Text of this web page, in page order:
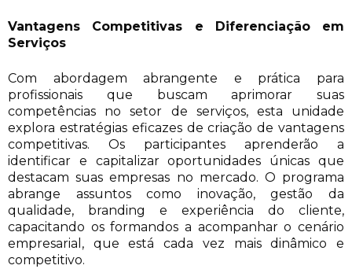
Vantagens Competitivas e Diferenciação em
Serviços
Com abordagem abrangente e prática para
profissionais que buscam aprimorar suas
competências no setor de serviços, esta unidade
explora estratégias eficazes de criação de vantagens
competitivas. Os participantes aprenderão a
identificar e capitalizar oportunidades únicas que
destacam suas empresas no mercado. O programa
abrange assuntos como inovação, gestão da
qualidade, branding e experiência do cliente,
capacitando os formandos a acompanhar o cenário
empresarial, que está cada vez mais dinâmico e
competitivo.